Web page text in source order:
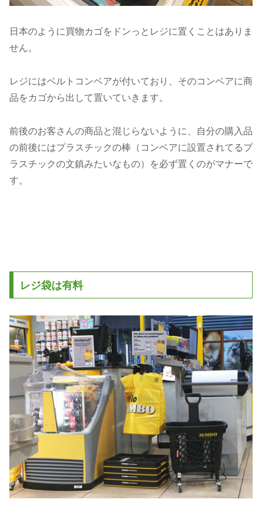
日本のように買物カゴをドンっとレジに置くことはありま
せん。
レジにはベルトコンベアが付いており、そのコンベアに商
品をカゴから出して置いていきます。
前後のお客さんの商品と混じらないように、自分の購入品
の前後にはプラスチックの棒（コンベアに設置されてるプ
ラスチックの文鎮みたいなもの）を必ず置くのがマナーで
す。
レジ袋は有料